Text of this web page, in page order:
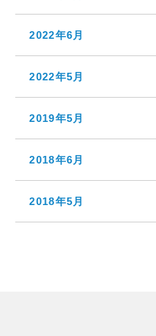
2022年6月
2022年5月
2019年5月
2018年6月
2018年5月